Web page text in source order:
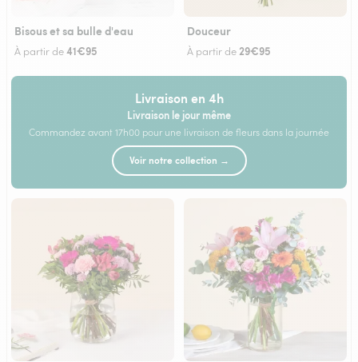
Bisous et sa bulle d'eau
À partir de41€95
Douceur
À partir de 29€95
Livraison en 4h
Livraison le jour même
Commandez avant 17h00 pour une livraison de fleurs dans la journée
Voir notre collection →